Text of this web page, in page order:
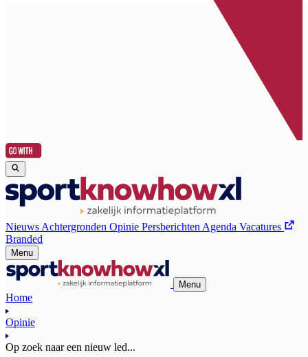
Nieuws Achtergronden Opinie Persberichten Agenda Vacatures
Branded
Menu
Menu
Home
Opinie
Op zoek naar een nieuw led...